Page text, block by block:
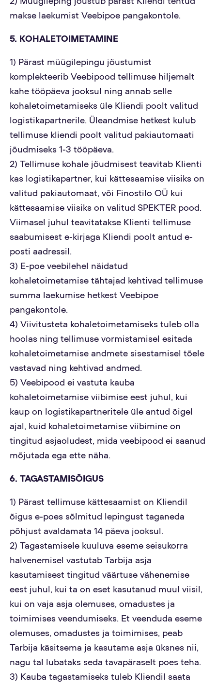
makse laekumist Veebipoe pangakontole.
5. KOHALETOIMETAMINE
1) Pärast müügilepingu jõustumist
komplekteerib Veebipood tellimuse hiljemalt
kahe tööpäeva jooksul ning annab selle
kohaletoimetamiseks üle Kliendi poolt valitud
logistikapartnerile. Üleandmise hetkest kulub
tellimuse kliendi poolt valitud pakiautomaati
jõudmiseks 1-3 tööpäeva.
2) Tellimuse kohale jõudmisest teavitab Klienti
kas logistikapartner, kui kättesaamise viisiks on
valitud pakiautomaat, või Finostilo OÜ kui
kättesaamise viisiks on valitud SPEKTER pood.
Viimasel juhul teavitatakse Klienti tellimuse
saabumisest e-kirjaga Kliendi poolt antud e-
posti aadressil.
3) E-poe veebilehel näidatud
kohaletoimetamise tähtajad kehtivad tellimuse
summa laekumise hetkest Veebipoe
pangakontole.
4) Viivitusteta kohaletoimetamiseks tuleb olla
hoolas ning tellimuse vormistamisel esitada
kohaletoimetamise andmete sisestamisel tõele
vastavad ning kehtivad andmed.
5) Veebipood ei vastuta kauba
kohaletoimetamise viibimise eest juhul, kui
kaup on logistikapartneritele üle antud õigel
ajal, kuid kohaletoimetamise viibimine on
tingitud asjaoludest, mida veebipood ei saanud
mõjutada ega ette näha.
6. TAGASTAMISÕIGUS
1) Pärast tellimuse kättesaamist on Kliendil
õigus e-poes sõlmitud lepingust taganeda
põhjust avaldamata 14 päeva jooksul.
2) Tagastamisele kuuluva eseme seisukorra
halvenemisel vastutab Tarbija asja
kasutamisest tingitud väärtuse vähenemise
eest juhul, kui ta on eset kasutanud muul viisil,
kui on vaja asja olemuses, omadustes ja
toimimises veendumiseks. Et veenduda eseme
olemuses, omadustes ja toimimises, peab
Tarbija käsitsema ja kasutama asja üksnes nii,
nagu tal lubataks seda tavapäraselt poes teha.
3) Kauba tagastamiseks tuleb Kliendil saata